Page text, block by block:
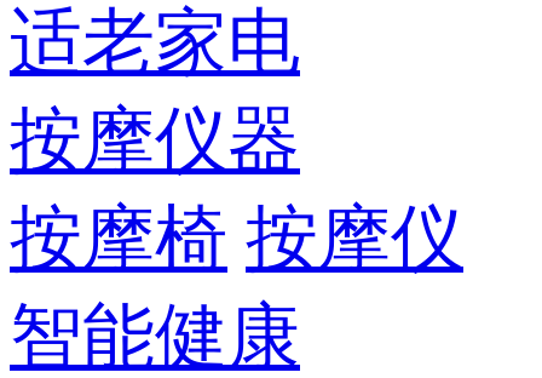
适老家电
按摩仪器
按摩椅 按摩仪
智能健康